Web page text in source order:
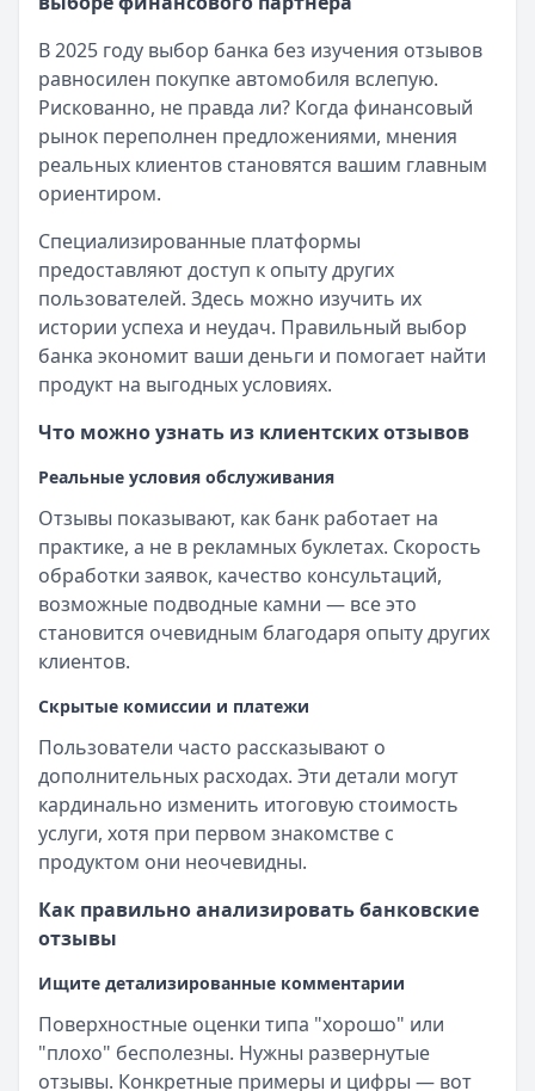
В 2025 году выбор банка без изучения отзывов
равносилен покупке автомобиля вслепую.
Рискованно, не правда ли? Когда финансовый
рынок переполнен предложениями, мнения
реальных клиентов становятся вашим главным
ориентиром.
Специализированные платформы
предоставляют доступ к опыту других
пользователей. Здесь можно изучить их
истории успеха и неудач. Правильный выбор
банка экономит ваши деньги и помогает найти
продукт на выгодных условиях.
Что можно узнать из клиентских отзывов
Реальные условия обслуживания
Отзывы показывают, как банк работает на
практике, а не в рекламных буклетах. Скорость
обработки заявок, качество консультаций,
возможные подводные камни — все это
становится очевидным благодаря опыту других
клиентов.
Скрытые комиссии и платежи
Пользователи часто рассказывают о
дополнительных расходах. Эти детали могут
кардинально изменить итоговую стоимость
услуги, хотя при первом знакомстве с
продуктом они неочевидны.
Как правильно анализировать банковские
отзывы
Ищите детализированные комментарии
Поверхностные оценки типа "хорошо" или
"плохо" бесполезны. Нужны развернутые
отзывы. Конкретные примеры и цифры — вот